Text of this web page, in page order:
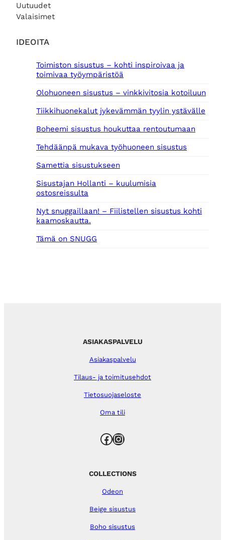
Uutuudet
Valaisimet
IDEOITA
Toimiston sisustus – kohti inspiroivaa ja
toimivaa työympäristöä
Olohuoneen sisustus – vinkkivitosia kotoiluun
Tiikkihuonekalut jykevämmän tyylin ystävälle
Boheemi sisustus houkuttaa rentoutumaan
Tehdäänpä mukava työhuoneen sisustus
Samettia sisustukseen
Sisustajan Hollanti – kuulumisia
ostosreissulta
Nyt snuggaillaan! – Fiilistellen sisustus kohti
kaamoskautta.
Tämä on SNUGG
ASIAKASPALVELU
Asiakaspalvelu
Tilaus- ja toimitusehdot
Tietosuojaseloste
Oma tili
Facebook Instagram
COLLECTIONS
Odeon
Beige sisustus
Boho sisustus